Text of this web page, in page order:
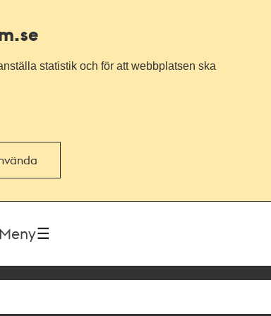
statistik och för att webbplatsen ska
Meny